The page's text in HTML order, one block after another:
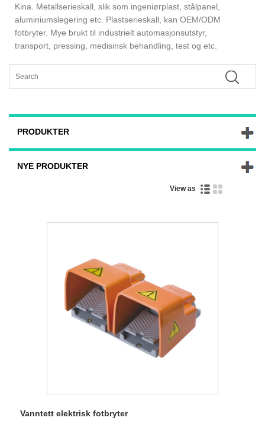
Kina. Metallserieskall, slik som ingeniørplast, stålpanel,
aluminiumslegering etc. Plastserieskall, kan OEM/ODM
fotbryter. Mye brukt til industrielt automasjonsutstyr,
transport, pressing, medisinsk behandling, test og etc.
PRODUKTER
NYE PRODUKTER
View as
Vanntett elektrisk fotbryter